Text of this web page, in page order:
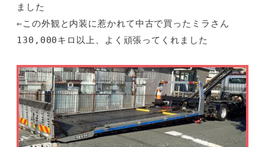
ました
⇐この外観と内装に惹かれて中古で買ったミラさん
130,000キロ以上、よく頑張ってくれました